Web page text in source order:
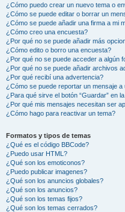
¿Cómo puedo crear un nuevo tema o
¿Cómo se puede editar o borrar un
¿Cómo se puede añadir una firma a mi
¿Cómo creo una encuesta?
¿Por qué no se puede añadir más
¿Cómo edito o borro una encuesta?
¿Por qué no se puede acceder a algún
¿Por qué no se puede añadir archivos
¿Por qué recibí una advertencia?
¿Cómo se puede reportar un mensaje a
¿Para qué sirve el botón “Guardar” en
¿Por qué mis mensajes necesitan ser
¿Cómo hago para reactivar un tema?
Formatos y tipos de temas
¿Qué es el código BBCode?
¿Puedo usar HTML?
¿Qué son los emoticonos?
¿Puedo publicar imagenes?
¿Qué son los anuncios globales?
¿Qué son los anuncios?
¿Qué son los temas fijos?
¿Qué son los temas cerrados?